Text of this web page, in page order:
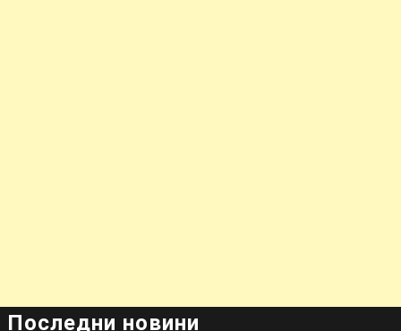
Последни новини